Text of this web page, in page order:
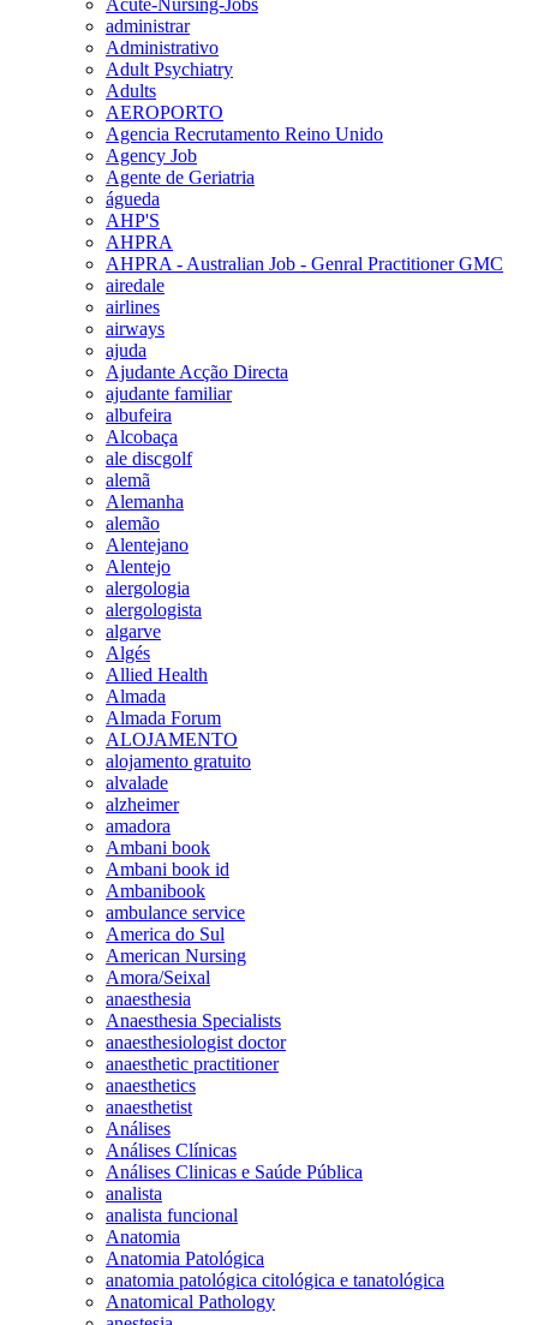
administrar
Administrativo
Adult Psychiatry
Adults
AEROPORTO
Agencia Recrutamento Reino Unido
Agency Job
Agente de Geriatria
águeda
AHP'S
AHPRA
AHPRA - Australian Job - Genral Practitioner GMC
airedale
airlines
airways
ajuda
Ajudante Acção Directa
ajudante familiar
albufeira
Alcobaça
ale discgolf
alemã
Alemanha
alemão
Alentejano
Alentejo
alergologia
alergologista
algarve
Algés
Allied Health
Almada
Almada Forum
ALOJAMENTO
alojamento gratuito
alvalade
alzheimer
amadora
Ambani book
Ambani book id
Ambanibook
ambulance service
America do Sul
American Nursing
Amora/Seixal
anaesthesia
Anaesthesia Specialists
anaesthesiologist doctor
anaesthetic practitioner
anaesthetics
anaesthetist
Análises
Análises Clínicas
Análises Clinicas e Saúde Pública
analista
analista funcional
Anatomia
Anatomia Patológica
anatomia patológica citológica e tanatológica
Anatomical Pathology